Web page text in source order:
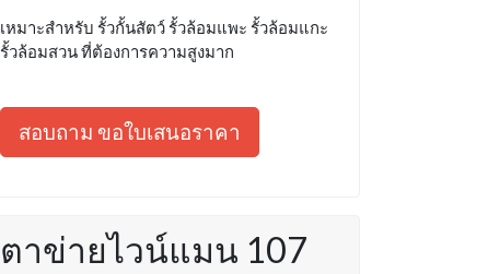
เหมาะสำหรับ รั้วกั้นสัตว์ รั้วล้อมแพะ รั้วล้อมแกะ
รั้วล้อมสวน ที่ต้องการความสูงมาก
สอบถาม ขอใบเสนอราคา
ตาข่ายไวน์แมน 107